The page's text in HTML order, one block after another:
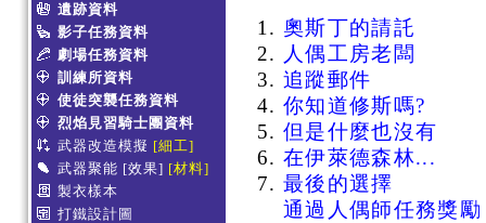
遺跡資料
影子任務資料
劇場任務資料
訓練所資料
使徒突襲任務資料
烈焰見習騎士團資料
武器改造模擬 [細工]
武器聚能 [效果] [材料]
製衣樣本
打鐵設計圖
奧斯丁的請託
人偶工房老闆
追蹤郵件
你知道修斯嗎?
但是什麼也沒有
在伊萊德森林...
最後的選擇
通過人偶師任務獎勵